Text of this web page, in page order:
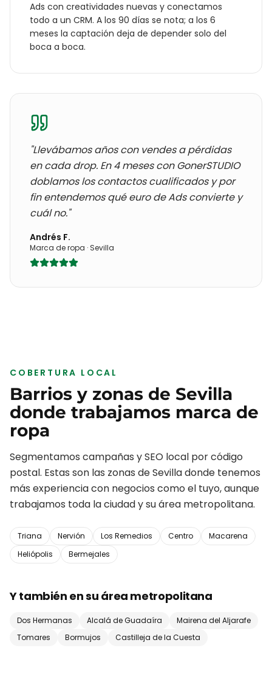
Ads con creatividades nuevas y conectamos
todo a un CRM. A los 90 días se nota; a los 6
meses la captación deja de depender solo del
boca a boca.
"Llevábamos años con vendes a pérdidas
en cada drop. En 4 meses con GonerSTUDIO
doblamos los contactos cualificados y por
fin entendemos qué euro de Ads convierte y
cuál no."
Andrés F.
Marca de ropa · Sevilla
COBERTURA LOCAL
Barrios y zonas de Sevilla
donde trabajamos marca de
ropa
Segmentamos campañas y SEO local por código
postal. Estas son las zonas deSevilladonde tenemos
más experiencia con negocios como el tuyo, aunque
trabajamos toda la ciudad y su área metropolitana.
Triana Nervión Los Remedios Centro
Macarena
Heliópolis
Bermejales
Y también en su área metropolitana
Dos Hermanas Alcalá de Guadaíra
Mairena del Aljarafe
Tomares
Bormujos Castilleja de la Cuesta